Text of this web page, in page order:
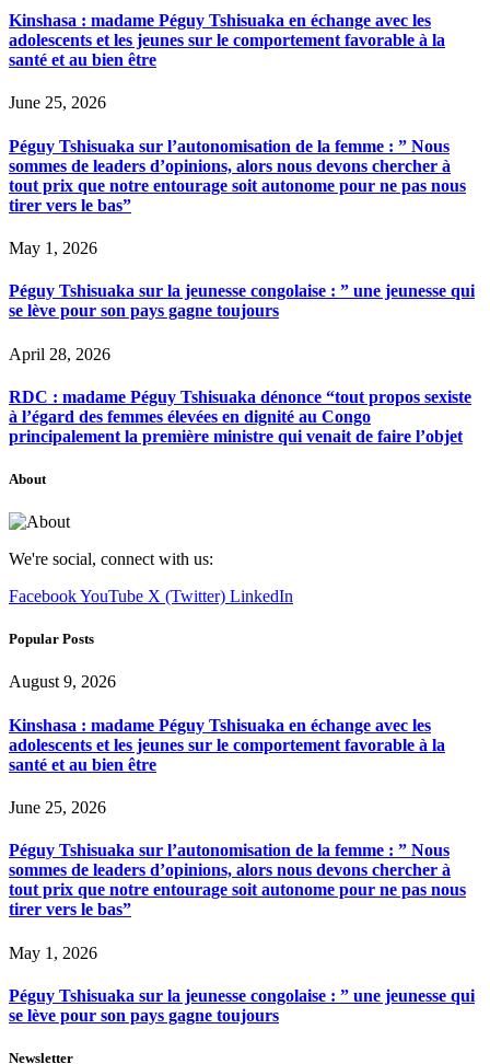
Kinshasa : madame Péguy Tshisuaka en échange avec les
adolescents et les jeunes sur le comportement favorable à la
santé et au bien être
June 25, 2026
Péguy Tshisuaka sur l’autonomisation de la femme : ” Nous
sommes de leaders d’opinions, alors nous devons chercher à
tout prix que notre entourage soit autonome pour ne pas nous
tirer vers le bas”
May 1, 2026
Péguy Tshisuaka sur la jeunesse congolaise : ” une jeunesse qui
se lève pour son pays gagne toujours
April 28, 2026
RDC : madame Péguy Tshisuaka dénonce “tout propos sexiste
à l’égard des femmes élevées en dignité au Congo
principalement la première ministre qui venait de faire l’objet
About
We're social, connect with us:
FacebookYouTube X (Twitter) LinkedIn
Popular Posts
August 9, 2026
Kinshasa : madame Péguy Tshisuaka en échange avec les
adolescents et les jeunes sur le comportement favorable à la
santé et au bien être
June 25, 2026
Péguy Tshisuaka sur l’autonomisation de la femme : ” Nous
sommes de leaders d’opinions, alors nous devons chercher à
tout prix que notre entourage soit autonome pour ne pas nous
tirer vers le bas”
May 1, 2026
Péguy Tshisuaka sur la jeunesse congolaise : ” une jeunesse qui
se lève pour son pays gagne toujours
Newsletter